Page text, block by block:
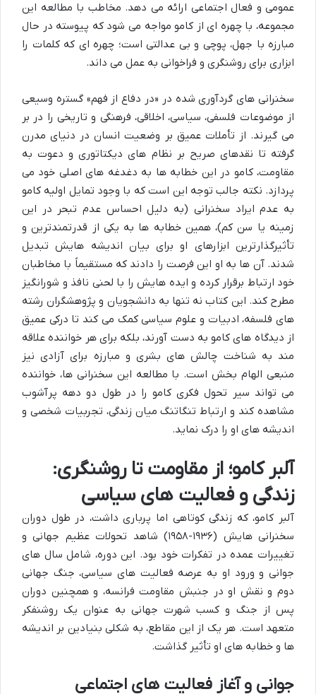
عمومی و فعال اجتماعی ارائه می دهد. مخاطب با مطالعه این
مجموعه، با چهره ای از کامو مواجه می شود که پیوسته در حال
مبارزه با جهل، پوچی و بی عدالتی است؛ چهره ای که کلمات را
ابزاری برای روشنگری و فراخوانی به عمل می داند.
سخنرانی های گردآوری شده در «در دفاع از فهم» گستره وسیعی
از موضوعات فلسفی، سیاسی، اخلاقی، فرهنگی و تاریخی را در بر
می گیرند. از تأملات عمیق بر وضعیت انسان در دنیای مدرن
گرفته تا نقدهای صریح بر نظام های دیکتاتوری و دعوت به
مقاومت، کامو در این خطابه ها به دغدغه های اصلی خود می
پردازد. نکته جالب توجه این است که با وجود تمایل اولیه کامو
به عدم ایراد سخنرانی (به دلیل احساس عدم تبحر در این
زمینه یا سن کم)، همین خطابه ها به یکی از قدرتمندترین و
تأثیرگذارترین ابزارهای او برای بیان اندیشه هایش تبدیل
شدند. آن ها به او این فرصت را دادند که مستقیماً با مخاطبان
خود ارتباط برقرار کرده و ایده هایش را با لحنی نافذ و شورانگیز
مطرح کند. این کتاب نه تنها به دانشجویان و پژوهشگران رشته
های فلسفه، ادبیات و علوم سیاسی کمک می کند تا درکی عمیق
از دیدگاه های کامو به دست آورند، بلکه برای هر خواننده علاقه
مند به شناخت چالش های بشری و مبارزه برای آزادی نیز
منبعی الهام بخش است. با مطالعه این سخنرانی ها، خواننده
می تواند سیر تحول فکری کامو را در طول دو دهه پرآشوب
مشاهده کند و ارتباط تنگاتنگ میان زندگی، تجربیات شخصی و
اندیشه های او را درک نماید.
آلبر کامو؛ از مقاومت تا روشنگری:
زندگی و فعالیت های سیاسی
آلبر کامو، که زندگی کوتاهی اما پرباری داشت، در طول دوران
سخنرانی هایش (۱۹۳۶-۱۹۵۸) شاهد تحولات عظیم جهانی و
تغییرات عمده در تفکرات خود بود. این دوره، شامل سال های
جوانی و ورود او به عرصه فعالیت های سیاسی، جنگ جهانی
دوم و نقش او در جنبش مقاومت فرانسه، و همچنین دوران
پس از جنگ و کسب شهرت جهانی به عنوان یک روشنفکر
متعهد است. هر یک از این مقاطع، به شکلی بنیادین بر اندیشه
ها و خطابه های او تأثیر گذاشت.
جوانی و آغاز فعالیت های اجتماعی